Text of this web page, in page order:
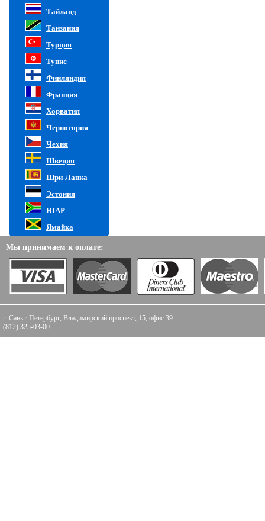
Тайланд
Танзания
Турция
Тунис
Финляндия
Франция
Хорватия
Черногория
Чехия
Швеция
Шри-Ланка
Эстония
ЮАР
Ямайка
Мы принимаем к оплате:
г. Санкт-Петербург, Владимирский проспект, 15, офис 39.
(812) 325-03-00